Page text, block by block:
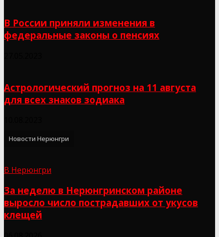
В России приняли изменения в
федеральные законы о пенсиях
Астрологический прогноз на 11 августа
для всех знаков зодиака
Новости Нерюнгри
В Нерюнгри
За неделю в Нерюнгринском районе
выросло число пострадавших от укусов
клещей